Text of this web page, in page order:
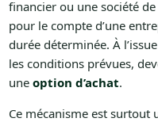
financier ou une société
pour le compte d’une
durée déterminée. À
les conditions prévues,
une option d’achat.
Ce mécanisme est surtout